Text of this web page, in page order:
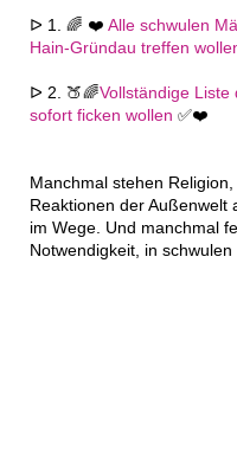
ᐅ 1. 🌈 ❤️ Alle schwulen
Hain-Gründau treffen
ᐅ 2. 🍑🌈Vollständige
sofort ficken wollen ✅❤️
Manchmal stehen
Reaktionen der Außenwelt
im Wege. Und manchmal
Notwendigkeit, in schwulen